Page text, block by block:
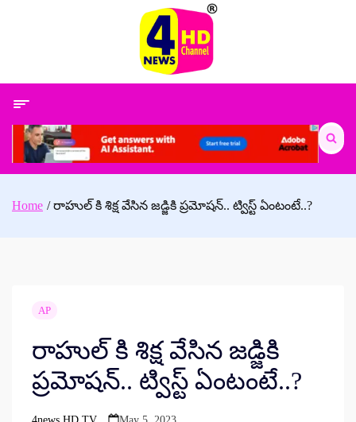
Search
for:
Home రాహుల్ కి శిక్ష వేసిన జడ్జికి ప్రమోషన్.. ట్విస్ట్ ఏంటంటే..?
AP
రాహుల్ కి శిక్ష వేసిన జడ్జికి
ప్రమోషన్.. ట్విస్ట్ ఏంటంటే..?